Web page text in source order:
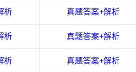
析 真题答案+解析
析 真题答案+解析
析 真题答案+解析